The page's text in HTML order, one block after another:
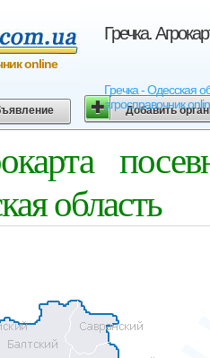
Гречка.
Гречка - Одесская
агросправочник
online
Добавить
область